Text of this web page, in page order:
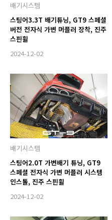
배기시스템
스팅어3.3T 배기튜닝, GT9 스페셜
버전 전자식 가변 머플러 장착, 진주
스핀휠
2024-12-02
배기시스템
스팅어2.0T 가변배기 튜닝, GT9
스페셜 전자식 가변 머플러 시스템
인스톨, 진주 스핀휠
2024-12-02